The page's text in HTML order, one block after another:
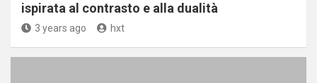
ispirata al contrasto e alla dualità
3 years ago hxt